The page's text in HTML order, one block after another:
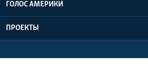
ГОЛОС АМЕРИКИ
ПРОЕКТЫ